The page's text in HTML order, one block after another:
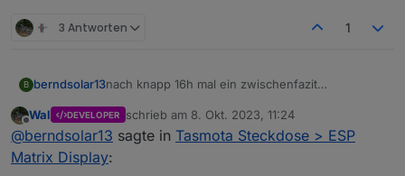
3 Antworten 1
B berndsolar13nach knapp 16h mal ein zwischenfazit
festgestellt.
Da aber eben sie Sonne raus kam, und der Zähler
dann -125 W meldete, fing das Ding an den
Offline
Wal DEVELOPER schrieb am 8. Okt. 2023, 11:24
zuletzt editiert von
@berndsolar13 sagte in Tasmota Steckdose > ESP
Matrix Display: